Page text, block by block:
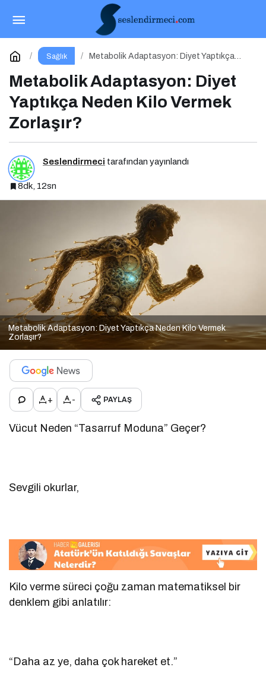
Sağlık
Metabolik Adaptasyon: Diyet Yaptıkça
Metabolik Adaptasyon: Diyet
Yaptıkça Neden Kilo Vermek
Zorlaşır?
Seslendirmeci tarafından yayınlandı
8dk, 12sn
Metabolik Adaptasyon: Diyet Yaptıkça Neden Kilo Vermek
Zorlaşır?
+ - PAYLAŞ
Vücut Neden “Tasarruf Moduna” Geçer?
Sevgili okurlar,
Kilo verme süreci çoğu zaman matematiksel bir
denklem gibi anlatılır:
“Daha az ye, daha çok hareket et.”
Metabolik Adaptasyon: Diyet Yaptıkça Neden
Kilo Vermek Zorlaşır?
Yorum Yap